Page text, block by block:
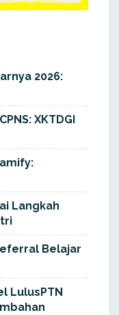
2026:
XKTDGI
Langkah
Belajar
LulusPTN